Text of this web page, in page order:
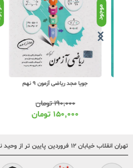
جویا مجد ریاضی آزمون 9 نهم
۱۹۰,۰۰۰تومان
۱۵۰,۰۰۰تومان
تهران انقلاب خیابان ۱۲ فروردین پایین تر از وحید نظری پلاک ۲۴۹